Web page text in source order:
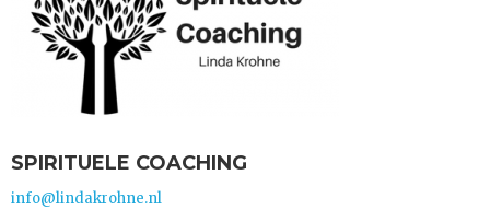
SPIRITUELE COACHING
info@lindakrohne.nl